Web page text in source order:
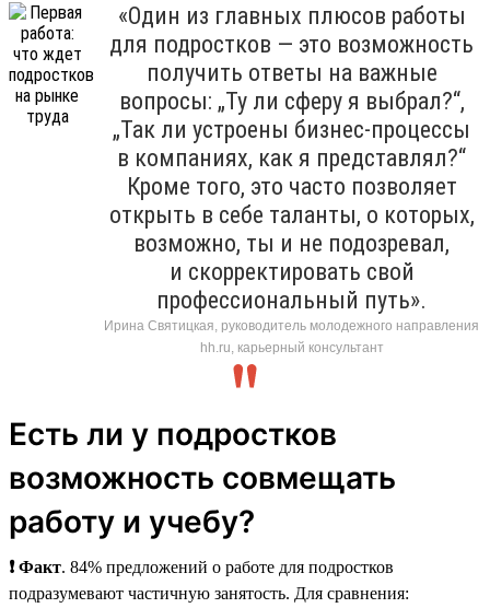
«Один из главных плюсов работы
для подростков — это возможность
получить ответы на важные
вопросы: „Ту ли сферу я выбрал?“,
„Так ли устроены бизнес-процессы
в компаниях, как я представлял?“
Кроме того, это часто позволяет
открыть в себе таланты, о которых,
возможно, ты и не подозревал,
и скорректировать свой
профессиональный путь».
Ирина Святицкая, руководитель молодежного направления
hh.ru, карьерный консультант
Есть ли у подростков
возможность совмещать
работу и учебу?
❗ Факт. 84% предложений о работе для подростков
подразумевают частичную занятость. Для сравнения: